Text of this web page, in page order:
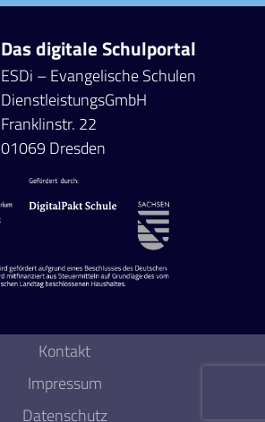
Das digitale Schulportal
ESDi – Evangelische Schulen
DienstleistungsGmbH
Franklinstr. 22
01069 Dresden
Kontakt
Impressum
Datenschutz